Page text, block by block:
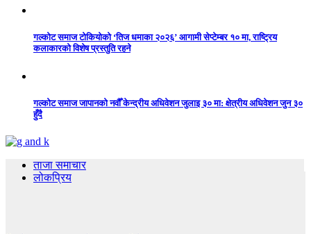
गल्कोट समाज टोकियोको ‘तिज धमाका २०२६’ आगामी सेप्टेम्बर १० मा, राष्ट्रिय
कलाकारको विशेष प्रस्तुति रहने
गल्कोट समाज जापानको नवौँ केन्द्रीय अधिवेशन जुलाइ ३० मा: क्षेत्रीय अधिवेशन जुन ३०
हुँदै
ताजा समाचार
लोकप्रिय